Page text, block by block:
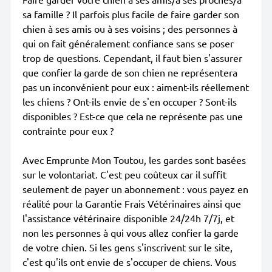
sa famille ? Il parfois plus facile de faire garder son
chien à ses amis ou à ses voisins ; des personnes à
qui on fait généralement confiance sans se poser
trop de questions. Cependant, il faut bien s'assurer
que confier la garde de son chien ne représentera
pas un inconvénient pour eux : aiment-ils réellement
les chiens ? Ont-ils envie de s'en occuper ? Sont-ils
disponibles ? Est-ce que cela ne représente pas une
contrainte pour eux ?
Avec Emprunte Mon Toutou, les gardes sont basées
sur le volontariat. C'est peu coûteux car il suffit
seulement de payer un abonnement : vous payez en
réalité pour la Garantie Frais Vétérinaires ainsi que
l'assistance vétérinaire disponible 24/24h 7/7j, et
non les personnes à qui vous allez confier la garde
de votre chien. Si les gens s'inscrivent sur le site,
c'est qu'ils ont envie de s'occuper de chiens. Vous